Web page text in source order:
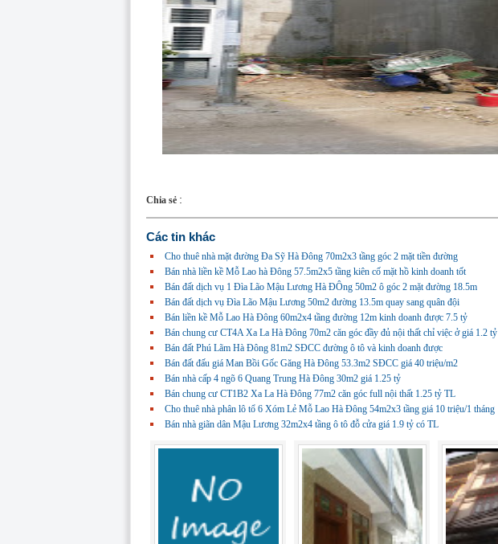
Chia sẻ :
Các tin khác
Cho thuê nhà mặt đường Đa Sỹ Hà Đông 70m2x3 tầng góc 2 mặt tiền đường
Bán nhà liền kề Mỗ Lao hà Đông 57.5m2x5 tầng kiên cố mặt hồ kinh doanh tốt
Bán đất dịch vụ 1 Đìa Lão Mậu Lương Hà ĐÔng 50m2 ô góc 2 mặt đường 18.5m
Bán đất dịch vụ Đìa Lão Mậu Lương 50m2 đường 13.5m quay sang quân đội
Bán liền kề Mỗ Lao Hà Đông 60m2x4 tầng đường 12m kinh doanh được 7.5 tỷ
Bán chung cư CT4A Xa La Hà Đông 70m2 căn góc đầy đủ nội thất chỉ việc ở giá 1.2 tỷ
Bán đất Phú Lãm Hà Đông 81m2 SĐCC đường ô tô và kinh doanh được
Bán đất đấu giá Man Bồi Gốc Găng Hà Đông 53.3m2 SĐCC giá 40 triệu/m2
Bán nhà cấp 4 ngõ 6 Quang Trung Hà Đông 30m2 giá 1.25 tỷ
Bán chung cư CT1B2 Xa La Hà Đông 77m2 căn góc full nội thất 1.25 tỷ TL
Cho thuê nhà phân lô tổ 6 Xóm Lẻ Mỗ Lao Hà Đông 54m2x3 tầng giá 10 triệu/1 tháng
Bán nhà giãn dân Mậu Lương 32m2x4 tầng ô tô đỗ cửa giá 1.9 tỷ có TL